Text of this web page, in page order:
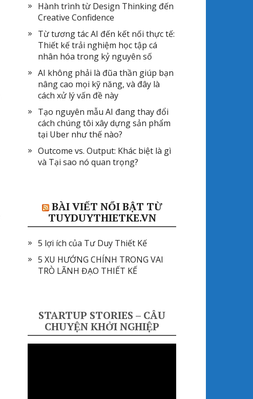
Hành trình từ Design Thinking đến
Creative Confidence
Từ tương tác AI đến kết nối thực tế:
Thiết kế trải nghiệm học tập cá
nhân hóa trong kỷ nguyên số
AI không phải là đũa thần giúp bạn
nâng cao mọi kỹ năng, và đây là
cách xử lý vấn đề này
Tạo nguyên mẫu AI đang thay đổi
cách chúng tôi xây dựng sản phẩm
tại Uber như thế nào?
Outcome vs. Output: Khác biệt là gì
và Tại sao nó quan trọng?
BÀI VIẾT NỔI BẬT TỪ
TUYDUYTHIETKE.VN
5 lợi ích của Tư Duy Thiết Kế
5 XU HƯỚNG CHÍNH TRONG VAI
TRÒ LÃNH ĐẠO THIẾT KẾ
STARTUP STORIES – CÂU
CHUYỆN KHỞI NGHIỆP